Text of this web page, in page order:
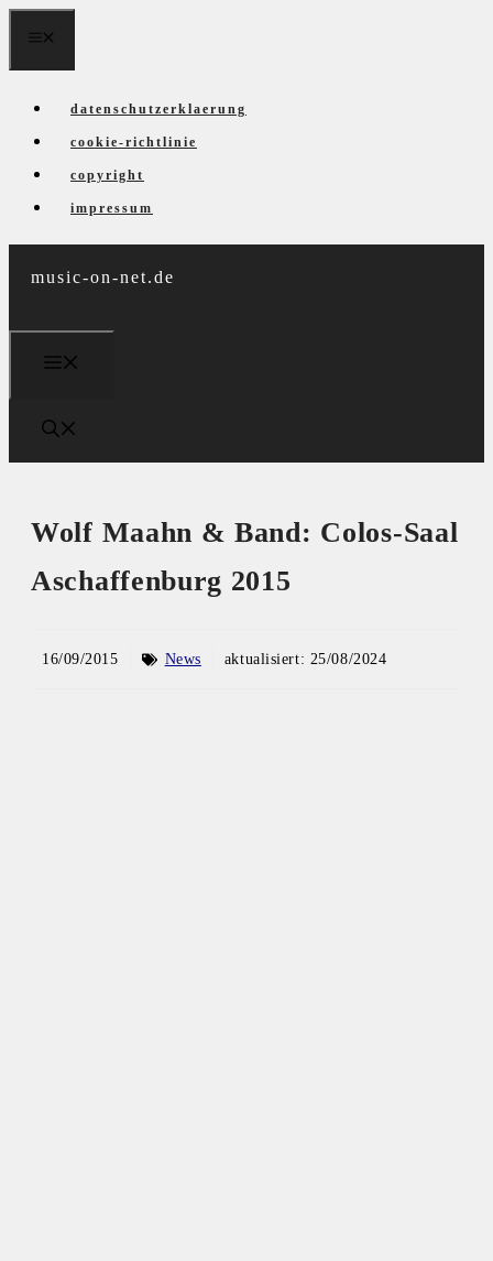
datenschutzerklaerung
cookie-richtlinie
copyright
impressum
music-on-net.de
Wolf Maahn & Band: Colos-Saal
Aschaffenburg 2015
16/09/2015 News aktualisiert: 25/08/2024